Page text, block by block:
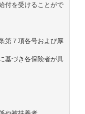
付を受けることがで
第７項各号および厚
基づき各保険者が具